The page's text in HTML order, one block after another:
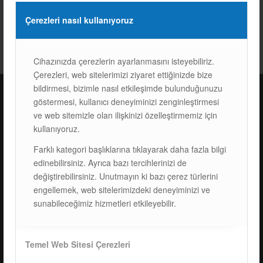
Çerezleri nasıl kullanıyoruz
Cihazınızda çerezlerin ayarlanmasını isteyebiliriz.
Çerezleri, web sitelerimizi ziyaret ettiğinizde bize
bildirmesi, bizimle nasıl etkileşimde bulunduğunuzu
göstermesi, kullanıcı deneyiminizi zenginleştirmesi
ve web sitemizle olan ilişkinizi özelleştirmemiz için
kullanıyoruz.
Farklı kategori başlıklarına tıklayarak daha fazla bilgi
edinebilirsiniz. Ayrıca bazı tercihlerinizi de
değiştirebilirsiniz. Unutmayın ki bazı çerez türlerini
engellemek, web sitelerimizdeki deneyiminizi ve
sunabileceğimiz hizmetleri etkileyebilir.
Temel Web Sitesi Çerezleri
ISOTEC Türkiye – Fabrika
ISOTEC Enerji A.Ş.
Çerkeşli Mah. İmes OSB 19. Cad. No:18
Kocaeli Dilovası Türkiye
Tel: +90 262 244 4309
info@isotec.com.tr
ISOTEC Germany